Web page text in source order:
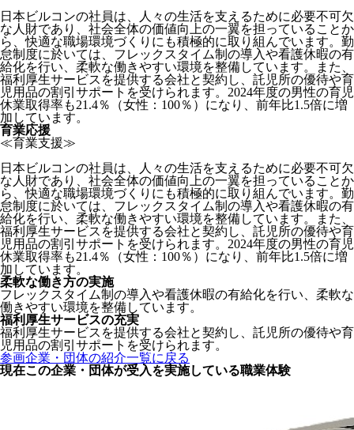
日本ビルコンの社員は、人々の生活を支えるために必要不可欠
な人財であり、社会全体の価値向上の一翼を担っていることか
ら、快適な職場環境づくりにも積極的に取り組んでいます。勤
怠制度に於いては、フレックスタイム制の導入や看護休暇の有
給化を行い、柔軟な働きやすい環境を整備しています。また、
福利厚生サービスを提供する会社と契約し、託児所の優待や育
児用品の割引サポートを受けられます。2024年度の男性の育児
休業取得率も21.4％（女性：100％）になり、前年比1.5倍に増
加しています。
育業応援
≪育業支援≫
日本ビルコンの社員は、人々の生活を支えるために必要不可欠
な人財であり、社会全体の価値向上の一翼を担っていることか
ら、快適な職場環境づくりにも積極的に取り組んでいます。勤
怠制度に於いては、フレックスタイム制の導入や看護休暇の有
給化を行い、柔軟な働きやすい環境を整備しています。また、
福利厚生サービスを提供する会社と契約し、託児所の優待や育
児用品の割引サポートを受けられます。2024年度の男性の育児
休業取得率も21.4％（女性：100％）になり、前年比1.5倍に増
加しています。
柔軟な働き方の実施
フレックスタイム制の導入や看護休暇の有給化を行い、柔軟な
働きやすい環境を整備しています。
福利厚生サービスの充実
福利厚生サービスを提供する会社と契約し、託児所の優待や育
児用品の割引サポートを受けられます。
参画企業・団体の紹介一覧に戻る
現在この企業・団体が受入を実施している職業体験